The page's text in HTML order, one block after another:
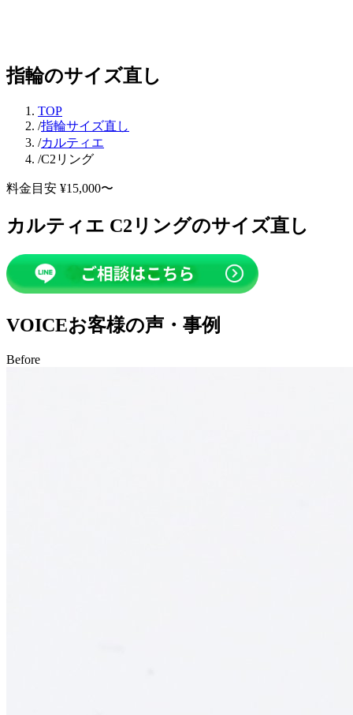
指輪のサイズ直し
TOP
/指輪サイズ直し
/カルティエ
/C2リング
料金目安 ¥15,000〜
カルティエ C2リングのサイズ直し
VOICEお客様の声・事例
Before